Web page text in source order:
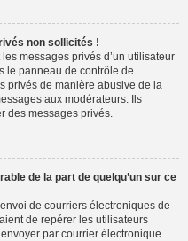
non sollicités !
messages privés d’un utilisateur
le panneau de contrôle de
privés de manière abusive de la
aux modérateurs. Ils
des messages privés.
de la part de quelqu’un sur ce
de courriers électroniques de
de repérer les utilisateurs
par courrier électronique